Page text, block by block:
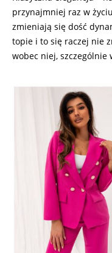
przynajmniej raz w
zmieniają się dość
topie i to się raczej nie
wobec niej,